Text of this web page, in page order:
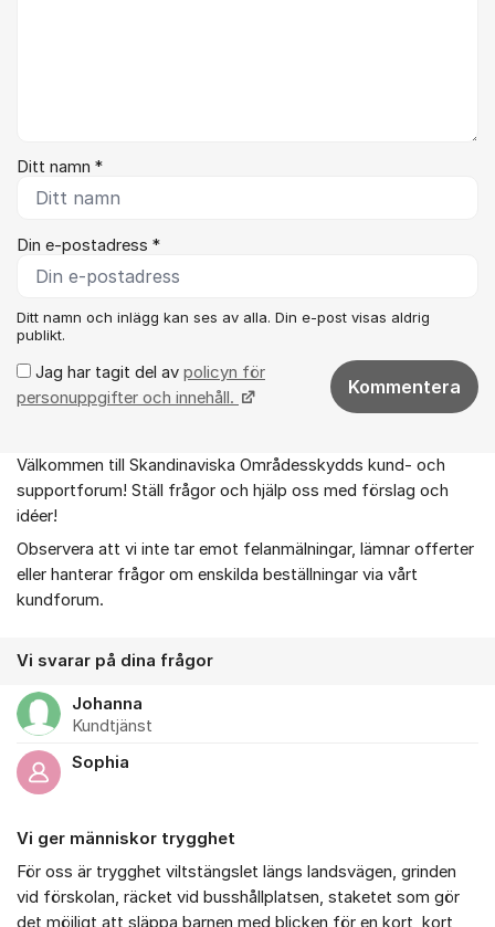
Ditt namn *
Din e-postadress *
Ditt namn och inlägg kan ses av alla. Din e-post visas aldrig
publikt.
Jag har tagit del av policyn för
personuppgifter och innehåll.
Kommentera
Om forumet
Välkommen till Skandinaviska Områdesskydds kund- och
supportforum! Ställ frågor och hjälp oss med förslag och
idéer!
Observera att vi inte tar emot felanmälningar, lämnar offerter
eller hanterar frågor om enskilda beställningar via vårt
kundforum.
Vi svarar på dina frågor
Johanna
Kundtjänst
Sophia
Vi ger människor trygghet
För oss är trygghet viltstängslet längs landsvägen, grinden
vid förskolan, räcket vid busshållplatsen, staketet som gör
det möjligt att släppa barnen med blicken för en kort, kort